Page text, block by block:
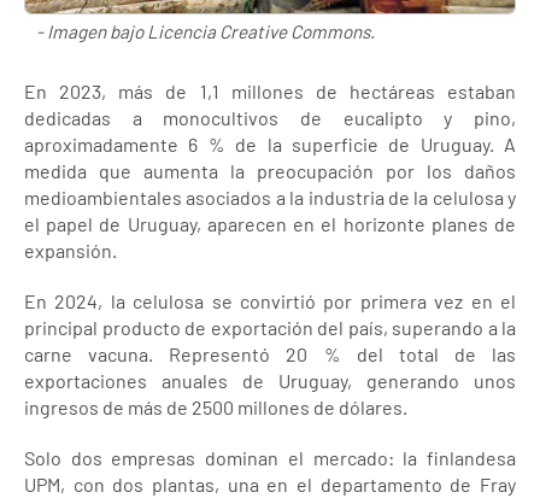
- Imagen bajo Licencia Creative Commons.
En 2023, más de 1,1 millones de hectáreas estaban
dedicadas a monocultivos de eucalipto y pino,
aproximadamente 6 % de la superficie de Uruguay. A
medida que aumenta la preocupación por los daños
medioambientales asociados a la industria de la celulosa y
el papel de Uruguay, aparecen en el horizonte planes de
expansión.
En 2024, la celulosa se convirtió por primera vez en el
principal producto de exportación del país, superando a la
carne vacuna. Representó 20 % del total de las
exportaciones anuales de Uruguay, generando unos
ingresos de más de 2500 millones de dólares.
Solo dos empresas dominan el mercado: la finlandesa
UPM, con dos plantas, una en el departamento de Fray